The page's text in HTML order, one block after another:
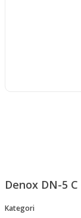
Denox DN-5
Kategori